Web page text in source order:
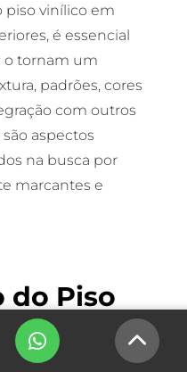
piso vinílico em
é essencial
o tornam um
padrões, cores
com outros
aspectos
na busca por
marcantes e
do Piso
a